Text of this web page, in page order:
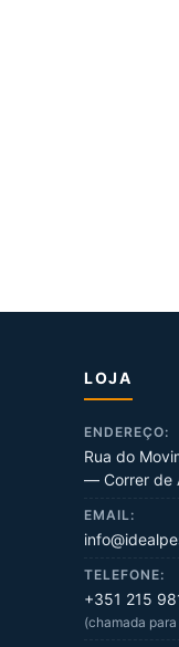
LOJA
ENDEREÇO:
Rua do
— Correr de
EMAIL:
TELEFONE:
+351 215
(chamada